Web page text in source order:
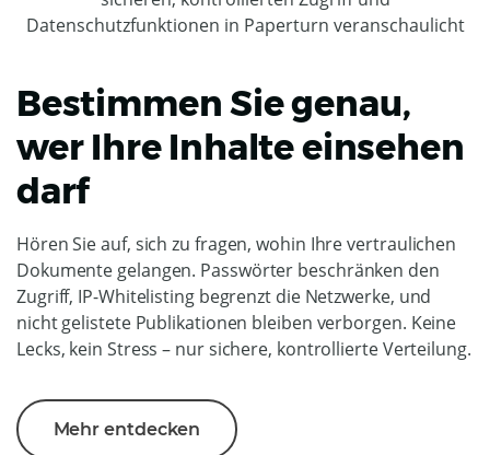
Bestimmen Sie genau,
wer Ihre Inhalte einsehen
darf
Hören Sie auf, sich zu fragen, wohin Ihre vertraulichen
Dokumente gelangen. Passwörter beschränken den
Zugriff, IP-Whitelisting begrenzt die Netzwerke, und
nicht gelistete Publikationen bleiben verborgen. Keine
Lecks, kein Stress – nur sichere, kontrollierte Verteilung.
Mehr entdecken